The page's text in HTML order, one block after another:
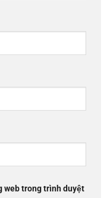
web trong trình duyệt